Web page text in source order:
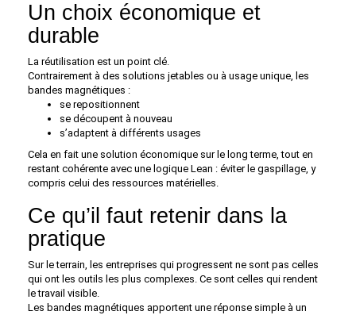
Un choix économique et
durable
La réutilisation est un point clé.
Contrairement à des solutions jetables ou à usage unique, les
bandes magnétiques :
se repositionnent
se découpent à nouveau
s’adaptent à différents usages
Cela en fait une solution économique sur le long terme, tout en
restant cohérente avec une logique Lean : éviter le gaspillage, y
compris celui des ressources matérielles.
Ce qu’il faut retenir dans la
pratique
Sur le terrain, les entreprises qui progressent ne sont pas celles
qui ont les outils les plus complexes. Ce sont celles qui rendent
le travail visible.
Les bandes magnétiques apportent une réponse simple à un